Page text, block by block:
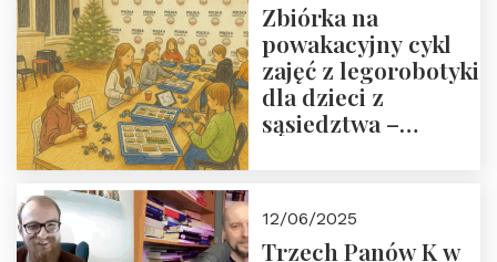
Zbiórka na
powakacyjny cykl
zajęć z legorobotyki
dla dzieci z
sąsiedztwa –
Fundacji
12/06/2025
Trzech Panów K w